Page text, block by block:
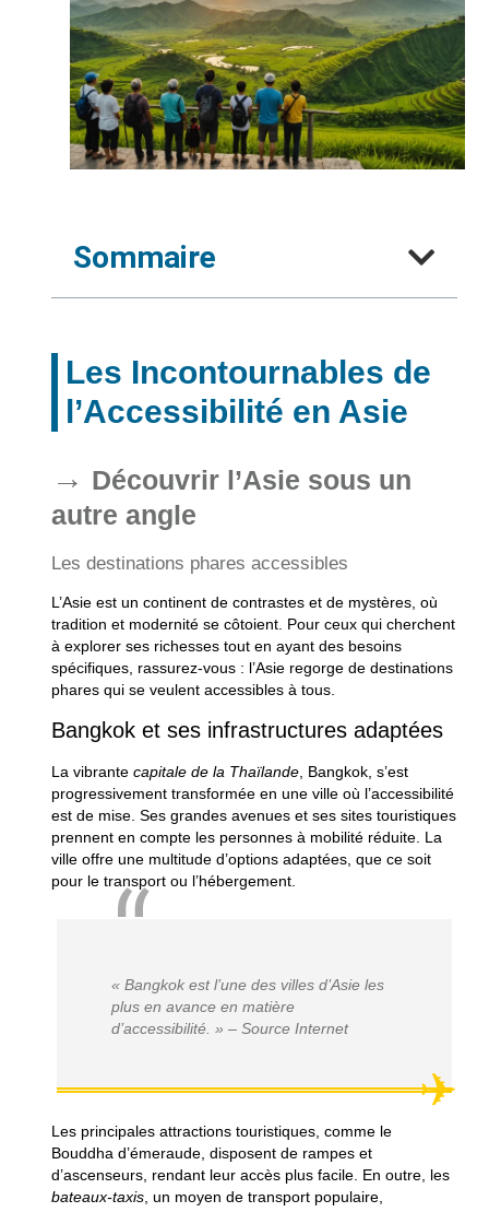
Sommaire
Les Incontournables de
l’Accessibilité en Asie
Découvrir l’Asie sous un
autre angle
Les destinations phares accessibles
L’Asie est un continent de contrastes et de mystères, où
tradition et modernité se côtoient. Pour ceux qui cherchent
à explorer ses richesses tout en ayant des besoins
spécifiques, rassurez-vous : l’Asie regorge de destinations
pharesqui se veulent accessibles à tous.
Bangkok et ses infrastructures adaptées
La vibrante capitale de la Thaïlande, Bangkok, s’est
progressivement transformée en une ville où l’accessibilité
est de mise. Ses grandes avenues et ses sites touristiques
prennent en compte les personnes à mobilité réduite. La
ville offre une multitude d’options adaptées, que ce soit
pour le transport ou l’hébergement.
« Bangkok est l’une des villes d’Asie les
plus en avance en matière
d’accessibilité. » – Source Internet
Les principales attractions touristiques, comme le
Bouddha d’émeraude, disposent de rampes et
d’ascenseurs, rendant leur accès plus facile. En outre, les
bateaux-taxis, un moyen de transport populaire,